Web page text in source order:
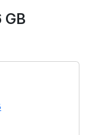
GB